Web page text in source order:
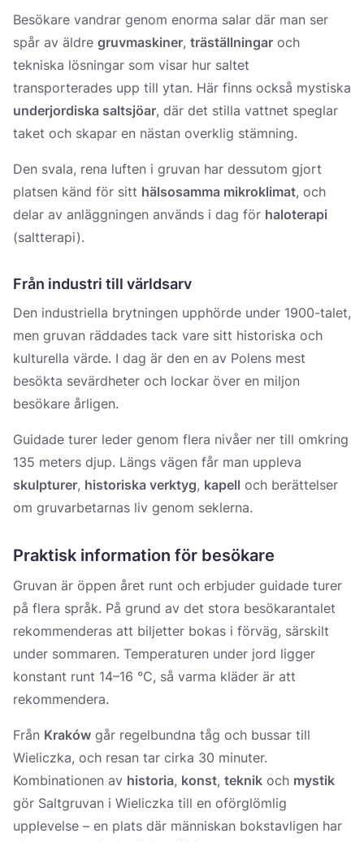
Besökare vandrar genom enorma salar där man ser
spår av äldre gruvmaskiner, träställningar och
tekniska lösningar som visar hur saltet
transporterades upp till ytan. Här finns också mystiska
underjordiska saltsjöar, där det stilla vattnet speglar
taket och skapar en nästan overklig stämning.
Den svala, rena luften i gruvan har dessutom gjort
platsen känd för sitt hälsosamma mikroklimat, och
delar av anläggningen används i dag för haloterapi
(saltterapi).
Från industri till världsarv
Den industriella brytningen upphörde under 1900-talet,
men gruvan räddades tack vare sitt historiska och
kulturella värde. I dag är den en av Polens mest
besökta sevärdheter och lockar över en miljon
besökare årligen.
Guidade turer leder genom flera nivåer ner till omkring
135 meters djup. Längs vägen får man uppleva
skulpturer, historiska verktyg, kapell och berättelser
om gruvarbetarnas liv genom seklerna.
Praktisk information för besökare
Gruvan är öppen året runt och erbjuder guidade turer
på flera språk. På grund av det stora besökarantalet
rekommenderas att biljetter bokas i förväg, särskilt
under sommaren. Temperaturen under jord ligger
konstant runt 14–16 °C, så varma kläder är att
rekommendera.
Från Kraków går regelbundna tåg och bussar till
Wieliczka, och resan tar cirka 30 minuter.
Kombinationen av historia, konst, teknik och mystik
gör Saltgruvan i Wieliczka till en oförglömlig
upplevelse – en plats där människan bokstavligen har